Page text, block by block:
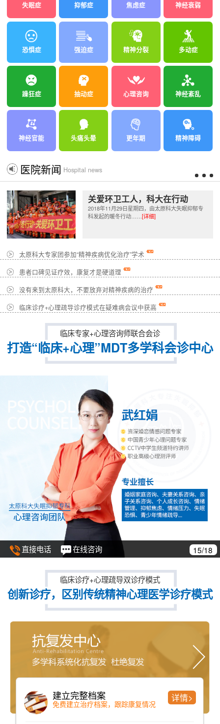
失眠症 抑郁症 焦虑症 神经衰弱
恐惧症 强迫症 精神分裂 多动症
躁狂症 抽动症 心理咨询 神经紊乱
神经官能 头痛头晕 更年期 精神障碍
医院新闻 Hospital news
关爱环卫工人，科大在行动
2018年11月29日星期四，由太原科大失眠抑郁专
科发起的暖冬行动……[详细]
太原科大专家团参加“精神疾病优化治疗”学术
患者口碑见证疗效，康复才是硬道理
没有来到太原科大，不要放弃对精神疾病的治疗
临床诊疗+心理疏导诊疗模式在疑难病会议中获高
临床专家+心理咨询师联合会诊
打造“临床+心理”MDT多学科会诊中心
直接电话 在线咨询 15/18
临床诊疗+心理疏导双诊疗模式
创新诊疗，区别传统精神心理医学诊疗模式
建立完整档案
免费建立治疗档案，跟踪康复情况
详情>